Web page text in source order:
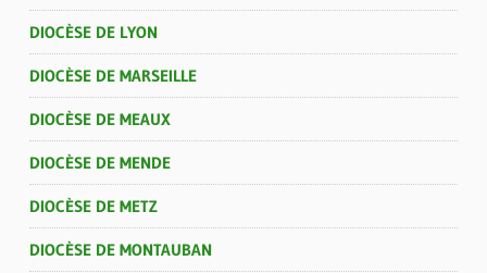
DIOCÈSE DE LYON
DIOCÈSE DE MARSEILLE
DIOCÈSE DE MEAUX
DIOCÈSE DE MENDE
DIOCÈSE DE METZ
DIOCÈSE DE MONTAUBAN